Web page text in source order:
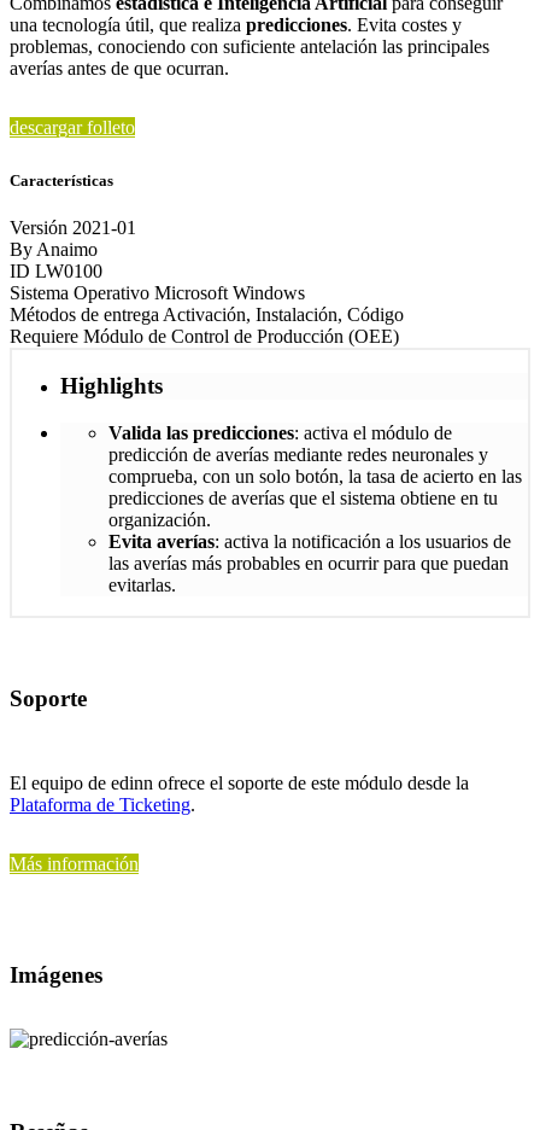
una tecnología útil, que realiza predicciones. Evita costes y
problemas, conociendo con suficiente antelación las principales
averías antes de que ocurran.
descargar folleto
Características
Versión 2021-01
By Anaimo
ID LW0100
Sistema Operativo Microsoft Windows
Métodos de entrega Activación, Instalación, Código
Requiere Módulo de Control de Producción (OEE)
Highlights
Valida las predicciones: activa el módulo de
predicción de averías mediante redes neuronales y
comprueba, con un solo botón, la tasa de acierto en las
predicciones de averías que el sistema obtiene en tu
organización.
Evita averías: activa la notificación a los usuarios de
las averías más probables en ocurrir para que puedan
evitarlas.
Soporte
El equipo de edinn ofrece el soporte de este módulo desde la
Plataforma de Ticketing.
Más información
Imágenes